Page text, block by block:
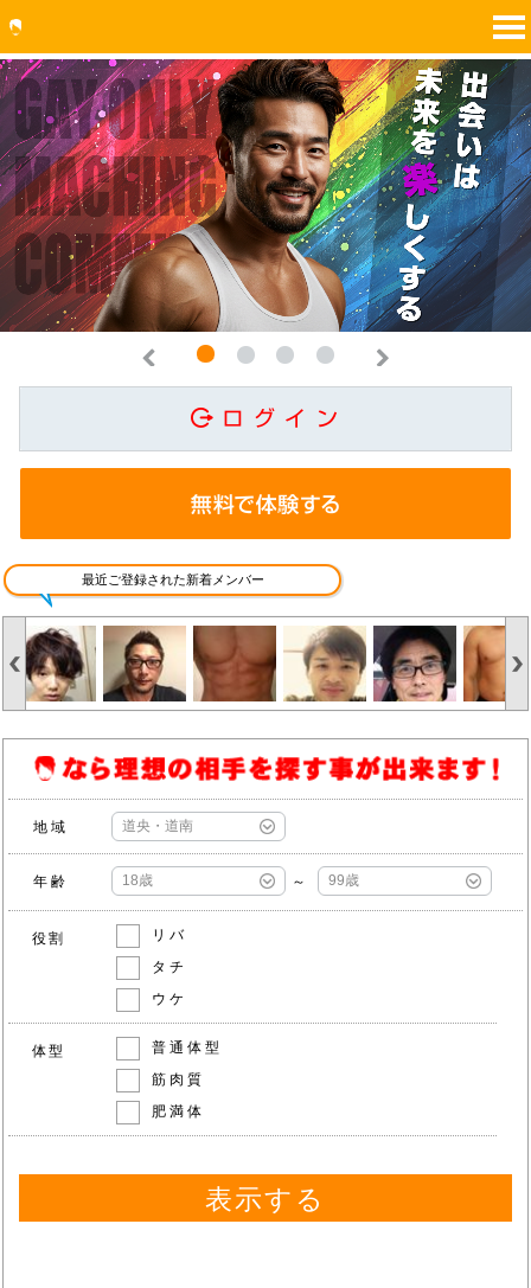
最近ご登録された新着メンバー
地域
年齢 ～
役割
リバ
タチ
ウケ
体型
普通体型
筋肉質
肥満体